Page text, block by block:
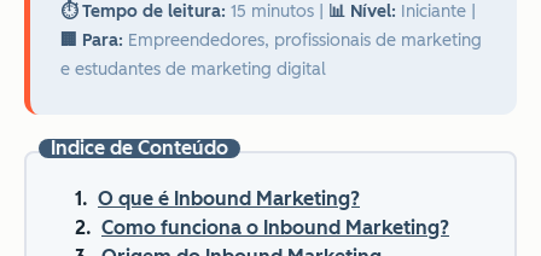
⏱️ Tempo de leitura: 15 minutos 📊 Nível: Iniciante
🏢 Para: Empreendedores, profissionais de marketing
e estudantes de marketing digital
Índice de Conteúdo
O que é Inbound Marketing?
Como funciona o Inbound Marketing?